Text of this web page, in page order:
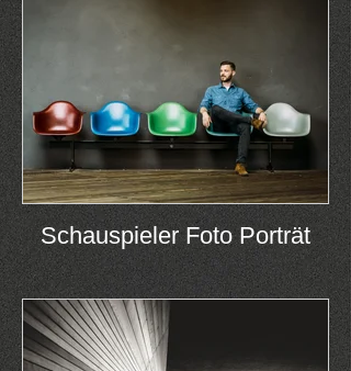
Schauspieler Foto Porträt